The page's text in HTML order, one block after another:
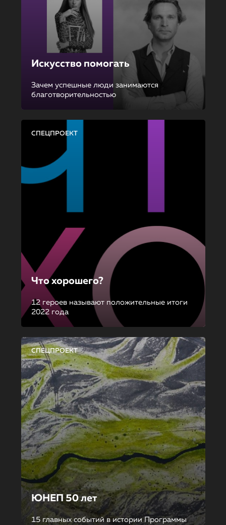
Искусство помогать
Зачем успешные люди занимаются
благотворительностью
СПЕЦПРОЕКТ
Что хорошего?
12 героев называют положительные итоги
2022 года
СПЕЦПРОЕКТ
ЮНЕП 50 лет
15 главных событий в истории Программы